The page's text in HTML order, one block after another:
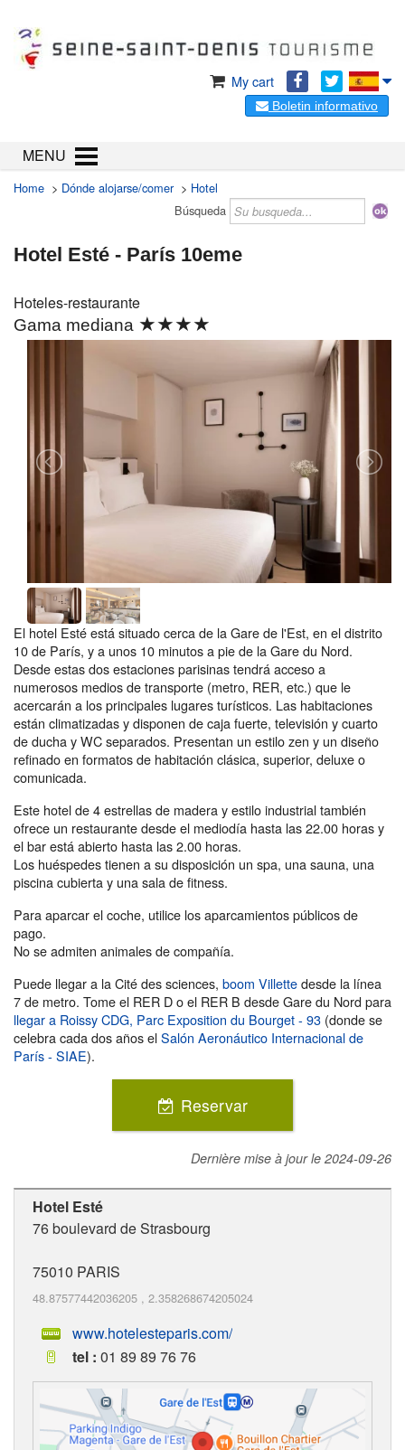
My cart
Boletin informativo
MENU
Home > Dónde alojarse/comer> Hotel
Búsqueda
Hotel Esté - París 10eme
Hoteles-restaurante
Gama mediana ★★★★
El hotel Esté está situado cerca de la Gare de l'Est, en el distrito
10 de París, y a unos 10 minutos a pie de la Gare du Nord.
Desde estas dos estaciones parisinas tendrá acceso a
numerosos medios de transporte (metro, RER, etc.) que le
acercarán a los principales lugares turísticos. Las habitaciones
están climatizadas y disponen de caja fuerte, televisión y cuarto
de ducha y WC separados. Presentan un estilo zen y un diseño
refinado en formatos de habitación clásica, superior, deluxe o
comunicada.
Este hotel de 4 estrellas de madera y estilo industrial también
ofrece un restaurante desde el mediodía hasta las 22.00 horas y
el bar está abierto hasta las 2.00 horas.
Los huéspedes tienen a su disposición un spa, una sauna, una
piscina cubierta y una sala de fitness.
Para aparcar el coche, utilice los aparcamientos públicos de
pago.
No se admiten animales de compañía.
Puede llegar a la Cité des sciences, boom Villettedesde la línea
7 de metro. Tome el RER D o el RER B desde Gare du Nord para
llegar a Roissy CDG, Parc Exposition du Bourget - 93 (donde se
celebra cada dos años elSalón Aeronáutico Internacional de
París - SIAE).
Reservar
Dernière mise à jour le 2024-09-26
Hotel Esté
76 boulevard de Strasbourg
75010 PARIS
48.87577442036205 , 2.358268674205024
www.hotelesteparis.com/
tel : 01 89 89 76 76